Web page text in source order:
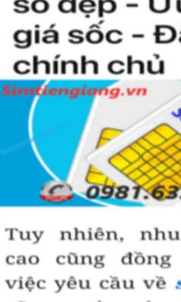
Hướng Dẫn Cách Chọn Mua
Sau đây là tổng hợp những cách
chơi sim áp dụng rất nhiều trong
thủy.
1. Quy luật tương sinh –
hành
Ngũ hành tương sinh, ngũ hành
con số:
- Ngũ hành tương sinh: Kim sinh
sinh Hỏa, Hỏa sinh Thổ, Thổ sinh Kim.
- Ngũ hành tương khắc: Kim khắc
khắc Thủy, Thủy khắc Hỏa, Hỏa khắc
Hành thủy: Số 0, 1
Hành thổ: Số 2, 5, 8